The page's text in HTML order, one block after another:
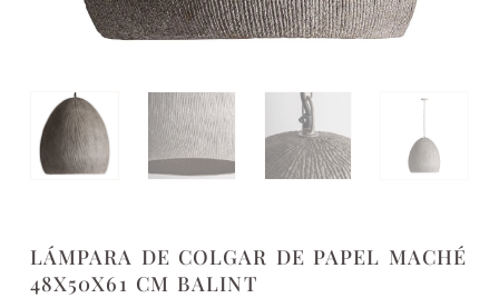
LÁMPARA DE COLGAR DE PAPEL MACHÉ
48X50X61 CM BALINT